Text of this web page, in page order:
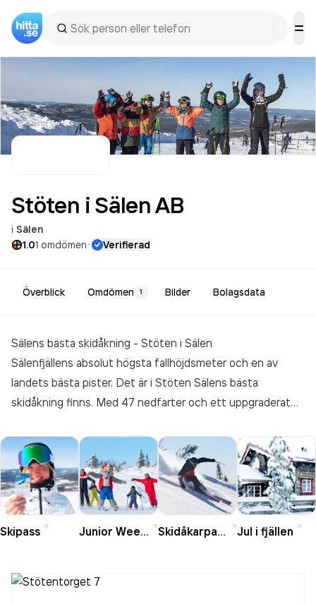
Stöten i SälenAB
i Sälen
1.01 omdömen· Verifierad
Överblick Omdömen 1 Bilder Bolagsdata
Sälens bästa skidåkning - Stöten i Sälen
Sälenfjällens absolut högsta fallhöjdsmeter och en av
landets bästa pister. Det är i Stöten Sälens bästa
skidåkning finns. Med 47 nedfarter och ett uppgraderat
puder. Allt, med den storslagna fjällvärlden som fond.
Skipass Junior Weeks Skidåkarpaket Jul i fjällen